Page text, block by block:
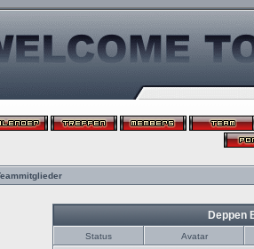
Deppen
Status
Avatar